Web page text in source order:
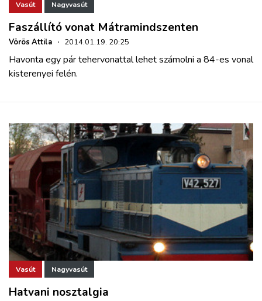
Vasút Nagyvasút
Faszállító vonat Mátramindszenten
Vörös Attila · 2014.01.19. 20:25
Havonta egy pár tehervonattal lehet számolni a 84-es vonal
kisterenyei felén.
Vasút Nagyvasút
Hatvani nosztalgia